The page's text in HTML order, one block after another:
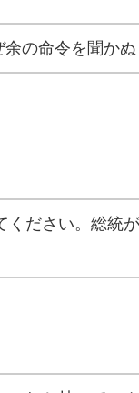
余の命令を聞か
ください。総統